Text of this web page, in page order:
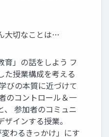
大切なことは…
育」の話をしよう フ
た授業構成を考える
びの本質に近づけて
のコントロール＆一
、 参加者のコミュニ
インする授業。
わるきっかけ」にす